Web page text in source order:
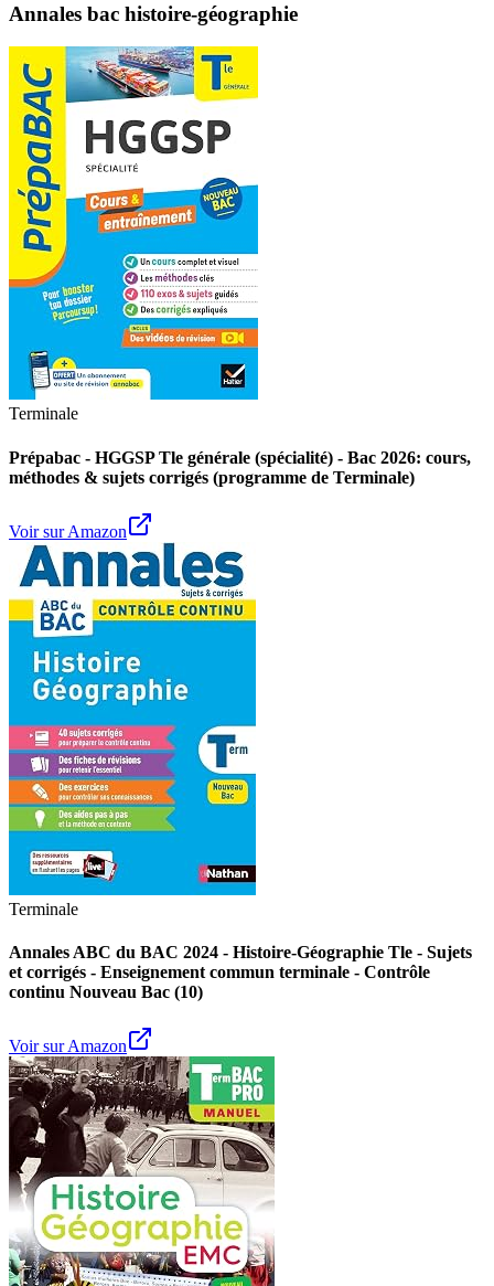
Annales bac histoire-géographie
Terminale
Prépabac - HGGSP Tle générale (spécialité) - Bac 2026: cours,
méthodes & sujets corrigés (programme de Terminale)
Voir sur Amazon
Terminale
Annales ABC du BAC 2024 - Histoire-Géographie Tle - Sujets
et corrigés - Enseignement commun terminale - Contrôle
continu Nouveau Bac (10)
Voir sur Amazon